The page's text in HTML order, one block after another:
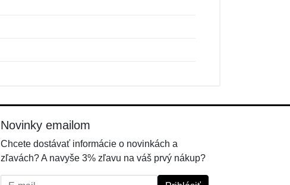
Novinky emailom
Chcete dostávať informácie o novinkách a
zľavách? A navyše 3% zľavu na váš prvý nákup?
E-mail: